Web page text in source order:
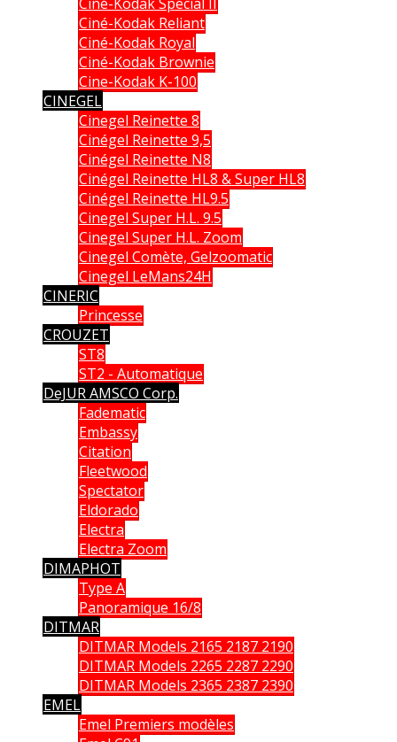
Ciné-Kodak Reliant
Ciné-Kodak Royal
Ciné-Kodak Brownie
Cine-Kodak K-100
CINEGEL
Cinegel Reinette 8
Cinégel Reinette 9,5
Cinégel Reinette N8
Cinégel Reinette HL8 & Super HL8
Cinégel Reinette HL9.5
Cinegel Super H.L. 9.5
Cinegel Super H.L. Zoom
Cinegel Comète, Gelzoomatic
Cinegel LeMans24H
CINERIC
Princesse
CROUZET
ST8
ST2 - Automatique
DeJUR AMSCO Corp.
Fadematic
Embassy
Citation
Fleetwood
Spectator
Eldorado
Electra
Electra Zoom
DIMAPHOT
Type A
Panoramique 16/8
DITMAR
DITMAR Models 2165 2187 2190
DITMAR Models 2265 2287 2290
DITMAR Models 2365 2387 2390
EMEL
Emel Premiers modèles